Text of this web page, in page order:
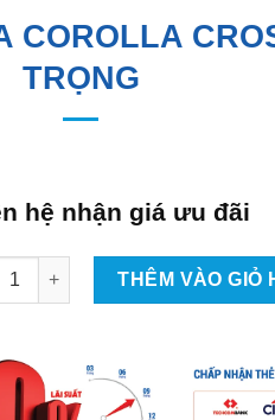
COROLLA
TRỌNG
hệ nhận giá ưu đãi
Kit Drive Tithum Cho
THÊM VÀO GIỎ